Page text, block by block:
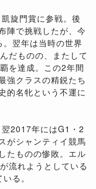
旋門賞に参戦。後
陣で挑戦したが、今
翌年は当時の世界
だものの、またして
を達成。この2年間
強クラスの精鋭たち
的名牝という不運に
2017年にはG1・2
がシャンティイ競馬
たものの惨敗。エル
流れようとしている
る。